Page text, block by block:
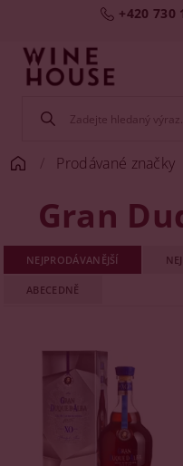
+420 730
Prodávané značky
Gran
NEJPRODÁVANĚJŠÍ
ABECEDNĚ